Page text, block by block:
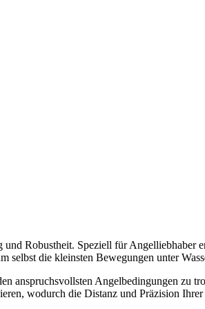
Robustheit. Speziell für Angelliebhaber
selbst die kleinsten Bewegungen unter
anspruchsvollsten Angelbedingungen zu
wodurch die Distanz und Präzision